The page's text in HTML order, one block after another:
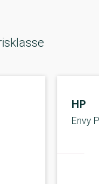
HP
Envy